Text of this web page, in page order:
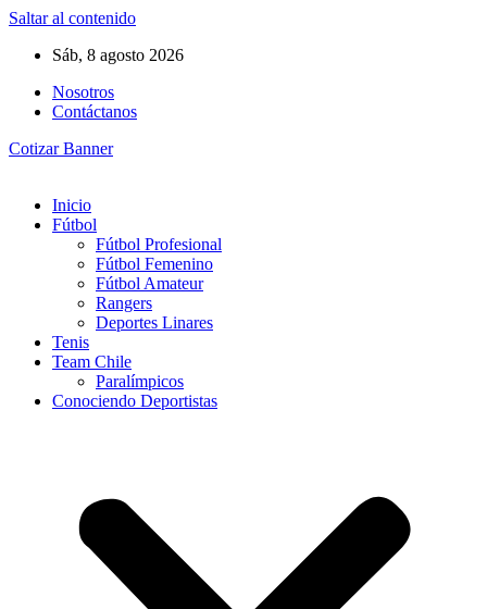
Saltar al contenido
Sáb, 8 agosto 2026
Nosotros
Contáctanos
Cotizar Banner
Inicio
Fútbol
Fútbol Profesional
Fútbol Femenino
Fútbol Amateur
Rangers
Deportes Linares
Tenis
Team Chile
Paralímpicos
Conociendo Deportistas